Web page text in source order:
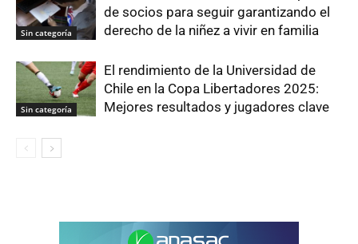
Sin categoría
de socios para seguir garantizando el
derecho de la niñez a vivir en familia
Sin categoría
El rendimiento de la Universidad de
Chile en la Copa Libertadores 2025:
Mejores resultados y jugadores clave